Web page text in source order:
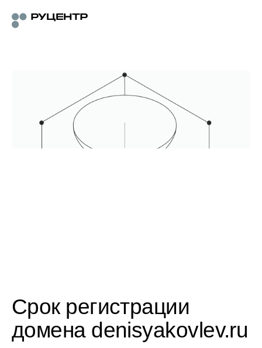
Срок регистрации
домена denisyakovlev.ru